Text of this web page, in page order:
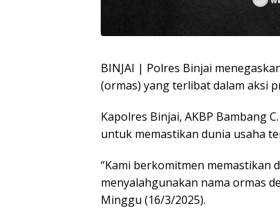
BINJAI | Polres Binjai
(ormas) yang terlibat dalam aksi
Kapolres Binjai, AKBP Bambang
untuk memastikan dunia usaha
“Kami berkomitmen memastikan
menyalahgunakan nama ormas
Minggu (16/3/2025).